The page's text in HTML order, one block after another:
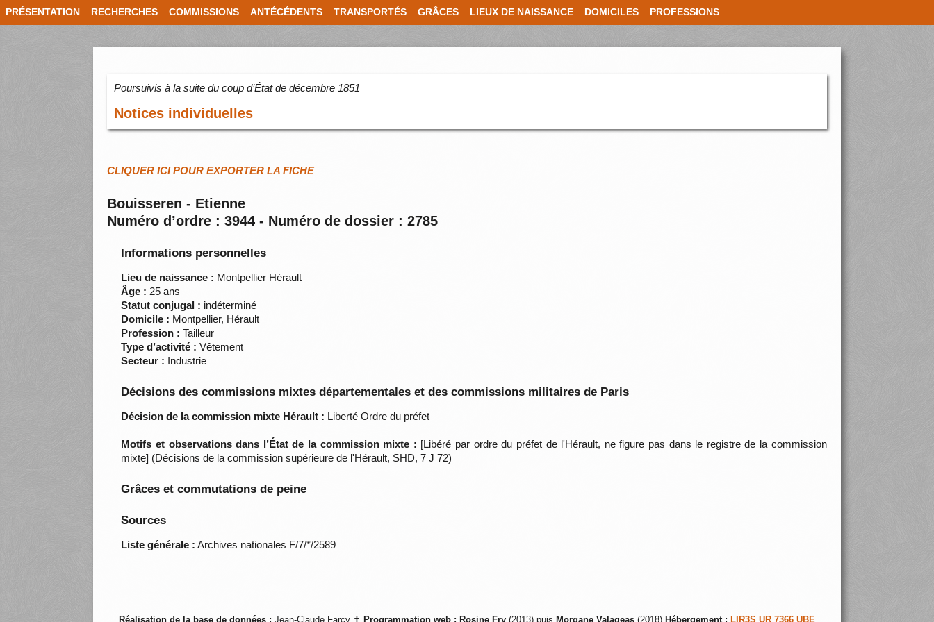
PRÉSENTATION RECHERCHES COMMISSIONS ANTÉCÉDENTS TRANSPORTÉS GRÂCES LIEUX DE NAISSANCE DOMICILES PROFESSIONS
Poursuivis à la suite du coup d’État de décembre 1851
Notices individuelles
CLIQUER ICI POUR EXPORTER LA FICHE
Bouisseren - Etienne
Numéro d’ordre : 3944 - Numéro de dossier : 2785
Informations personnelles
Lieu de naissance : Montpellier Hérault
Âge : 25 ans
Statut conjugal : indéterminé
Domicile : Montpellier, Hérault
Profession : Tailleur
Type d’activité : Vêtement
Secteur : Industrie
Décisions des commissions mixtes départementales et des commissions militaires de Paris
Décision de la commission mixte Hérault : Liberté Ordre du préfet
Motifs et observations dans l’État de la commission mixte : [Libéré par ordre du préfet de l'Hérault, ne figure pas dans le registre de la commission
mixte] (Décisions de la commission supérieure de l'Hérault, SHD, 7 J 72)
Grâces et commutations de peine
Sources
Liste générale : Archives nationales F/7/*/2589
Réalisation de la base de données : Jean-Claude Farcy ✝ Programmation web : Rosine Fry (2013) puis Morgane Valageas (2018) Hébergement : LIR3S UR 7366 UBE